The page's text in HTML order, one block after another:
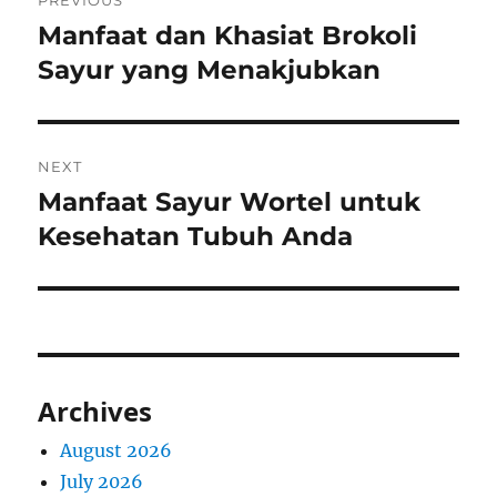
navigation
Previous
post:
Manfaat dan Khasiat Brokoli
Sayur yang Menakjubkan
NEXT
Next
post:
Manfaat Sayur Wortel untuk
Kesehatan Tubuh Anda
Archives
August 2026
July 2026